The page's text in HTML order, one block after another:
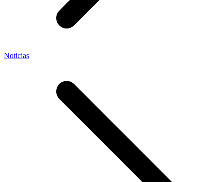
Noticias